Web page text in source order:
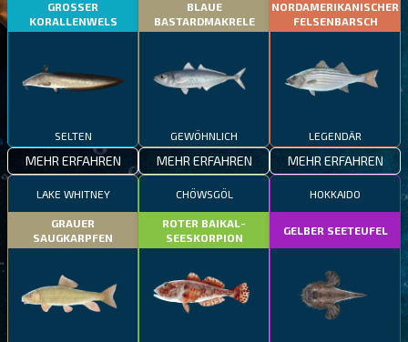
GROSSER
KORALLENWELS
SELTEN
MEHR ERFAHREN
BLAUE
BASTARDMAKRELE
GEWÖHNLICH
MEHR ERFAHREN
NORDAMERIKANISCHER
FELSENBARSCH
LEGENDÄR
MEHR ERFAHREN
LAKE WHITNEY
GRAUER
SAUGKARPFEN
CHÖWSGÖL
ROTER BAIKAL-
SEESKORPION
HOKKAIDO
GELBER SEETEUFEL